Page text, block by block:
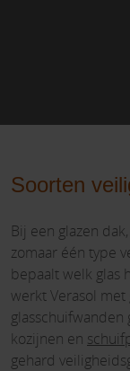
Soorten
Bij een glazen
zomaar één type
bepaalt welk glas
werkt Verasol
glasschuifwanden
kozijnen en
gehard